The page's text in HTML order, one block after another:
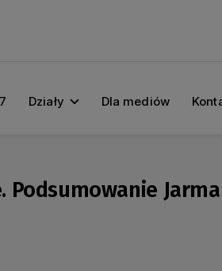
Działy Dla mediów
Podsumowanie